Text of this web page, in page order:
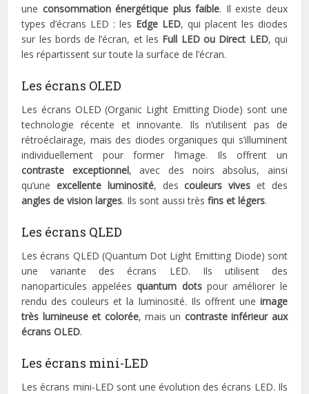
une consommation énergétique plus faible. Il existe deux
types d’écrans LED : les Edge LED, qui placent les diodes
sur les bords de l’écran, et les Full LED ou Direct LED, qui
les répartissent sur toute la surface de l’écran.
Les écrans OLED
Les écrans OLED (Organic Light Emitting Diode) sont une
technologie récente et innovante. Ils n’utilisent pas de
rétroéclairage, mais des diodes organiques qui s’illuminent
individuellement pour former l’image. Ils offrent un
contraste exceptionnel, avec des noirs absolus, ainsi
qu’uneexcellente luminosité, descouleurs vives et des
angles de vision larges. Ils sont aussi trèsfins et légers.
Les écrans QLED
Les écrans QLED (Quantum Dot Light Emitting Diode) sont
une variante des écrans LED. Ils utilisent des
nanoparticules appeléesquantum dotspour améliorer le
rendu des couleurs et la luminosité. Ils offrent une image
très lumineuse et colorée, mais un contraste inférieur aux
écrans OLED.
Les écrans mini-LED
Les écrans mini-LED sont une évolution des écrans LED. Ils